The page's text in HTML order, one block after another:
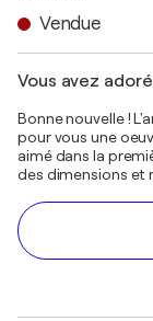
Vendue
Vous avez
Bonne nouvelle !
pour vous une
aimé dans la
des dimensions et